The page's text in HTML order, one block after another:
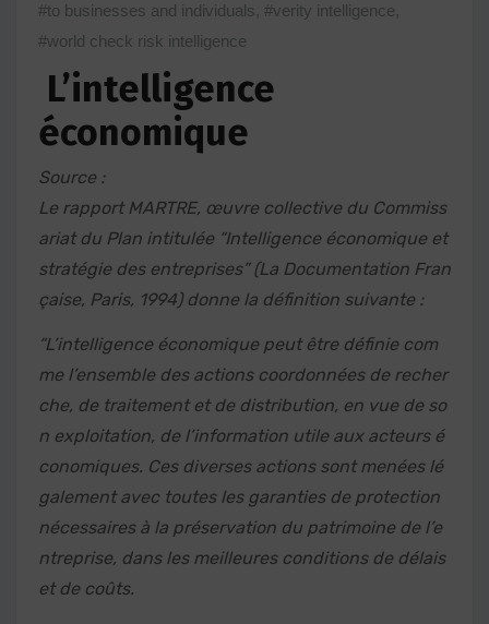
#to businesses and individuals, #verity intelligence,
#world check risk intelligence
L’intelligence
économique
Source :
Le rapport MARTRE, œuvre collective du Commiss
ariat du Plan intitulée “Intelligence économique et
stratégie des entreprises” (La Documentation Fran
çaise, Paris, 1994) donne la définition suivante :
“L’intelligence économique peut être définie com
me l’ensemble des actions coordonnées de recher
che, de traitement et de distribution, en vue de so
n exploitation, de l’information utile aux acteurs é
conomiques. Ces diverses actions sont menées lé
galement avec toutes les garanties de protection
nécessaires à la préservation du patrimoine de l’e
ntreprise, dans les meilleures conditions de délais
et de coûts.